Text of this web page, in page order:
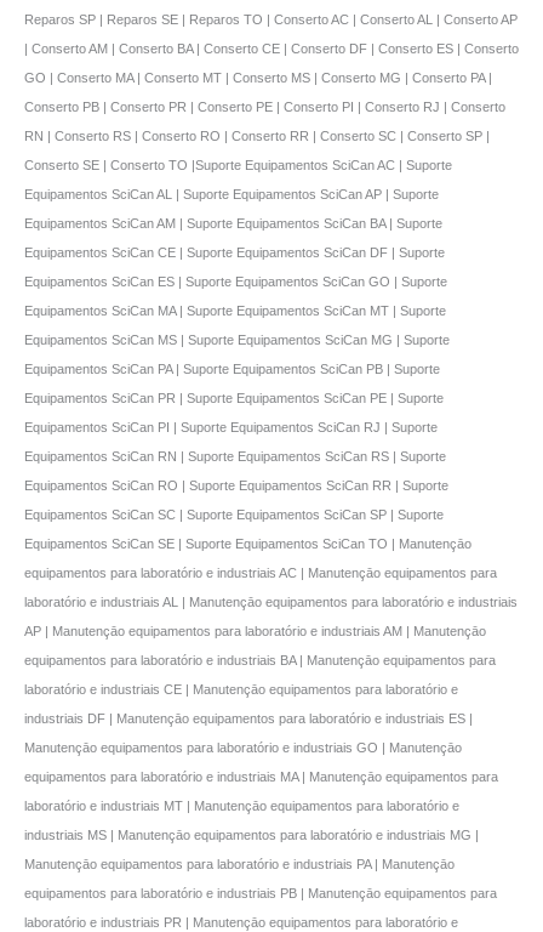
Reparos SP | Reparos SE | Reparos TO | Conserto AC | Conserto AL | Conserto AP
| Conserto AM | Conserto BA | Conserto CE | Conserto DF | Conserto ES | Conserto
GO | Conserto MA | Conserto MT | Conserto MS | Conserto MG | Conserto PA |
Conserto PB | Conserto PR | Conserto PE | Conserto PI | Conserto RJ | Conserto
RN | Conserto RS | Conserto RO | Conserto RR | Conserto SC | Conserto SP |
Conserto SE | Conserto TO |Suporte Equipamentos SciCan AC | Suporte
Equipamentos SciCan AL | Suporte Equipamentos SciCan AP | Suporte
Equipamentos SciCan AM | Suporte Equipamentos SciCan BA | Suporte
Equipamentos SciCan CE | Suporte Equipamentos SciCan DF | Suporte
Equipamentos SciCan ES | Suporte Equipamentos SciCan GO | Suporte
Equipamentos SciCan MA | Suporte Equipamentos SciCan MT | Suporte
Equipamentos SciCan MS | Suporte Equipamentos SciCan MG | Suporte
Equipamentos SciCan PA | Suporte Equipamentos SciCan PB | Suporte
Equipamentos SciCan PR | Suporte Equipamentos SciCan PE | Suporte
Equipamentos SciCan PI | Suporte Equipamentos SciCan RJ | Suporte
Equipamentos SciCan RN | Suporte Equipamentos SciCan RS | Suporte
Equipamentos SciCan RO | Suporte Equipamentos SciCan RR | Suporte
Equipamentos SciCan SC | Suporte Equipamentos SciCan SP | Suporte
Equipamentos SciCan SE | Suporte Equipamentos SciCan TO | Manutençāo
equipamentos para laboratório e industriais AC | Manutençāo equipamentos para
laboratório e industriais AL | Manutençāo equipamentos para laboratório e industriais
AP | Manutençāo equipamentos para laboratório e industriais AM | Manutençāo
equipamentos para laboratório e industriais BA | Manutençāo equipamentos para
laboratório e industriais CE | Manutençāo equipamentos para laboratório e
industriais DF | Manutençāo equipamentos para laboratório e industriais ES |
Manutençāo equipamentos para laboratório e industriais GO | Manutençāo
equipamentos para laboratório e industriais MA | Manutençāo equipamentos para
laboratório e industriais MT | Manutençāo equipamentos para laboratório e
industriais MS | Manutençāo equipamentos para laboratório e industriais MG |
Manutençāo equipamentos para laboratório e industriais PA | Manutençāo
equipamentos para laboratório e industriais PB | Manutençāo equipamentos para
laboratório e industriais PR | Manutençāo equipamentos para laboratório e